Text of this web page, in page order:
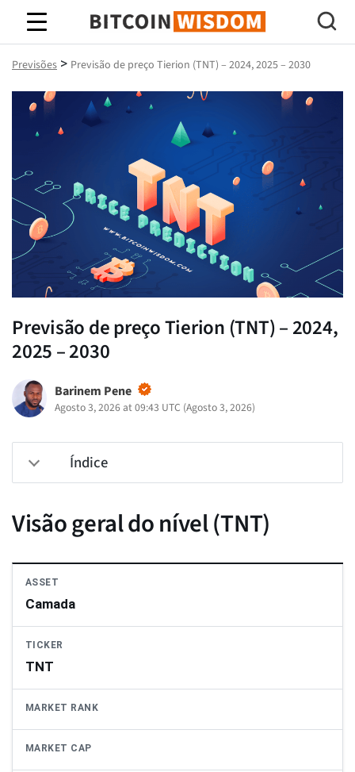
Sabedoria do Bitcoin
Previsões > Previsão de preço Tierion (TNT) – 2024, 2025 – 2030
Previsão de preço Tierion (TNT) – 2024,
2025 – 2030
Barinem Pene
Agosto 3, 2026 at 09:43 UTC (Agosto 3, 2026)
Índice
Visão geral do nível (TNT)
ASSET
Camada
TICKER
TNT
MARKET RANK
MARKET CAP